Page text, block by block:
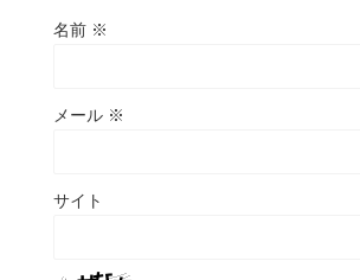
名前 ※
メール ※
サイト